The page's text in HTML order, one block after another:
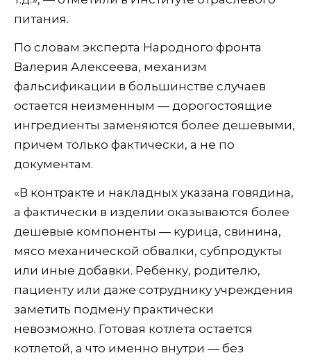
питания.
По словам эксперта Народного фронта
Валерия Алексеева, механизм
фальсификации в большинстве случаев
остается неизменным — дорогостоящие
ингредиенты заменяются более дешевыми,
причем только фактически, а не по
документам.
«В контракте и накладных указана говядина,
а фактически в изделии оказываются более
дешевые компоненты — курица, свинина,
мясо механической обвалки, субпродукты
или иные добавки. Ребенку, родителю,
пациенту или даже сотруднику учреждения
заметить подмену практически
невозможно. Готовая котлета остается
котлетой, а что именно внутри — без